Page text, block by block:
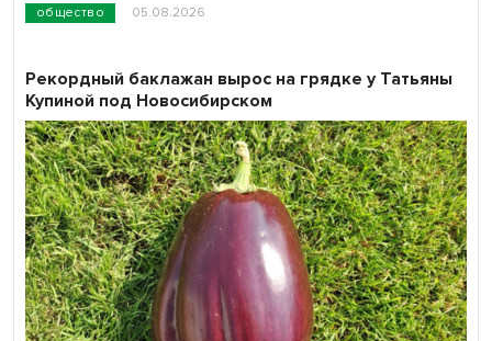
общество 05.08.2026
Рекордный баклажан вырос на грядке у Татьяны
Купиной под Новосибирском